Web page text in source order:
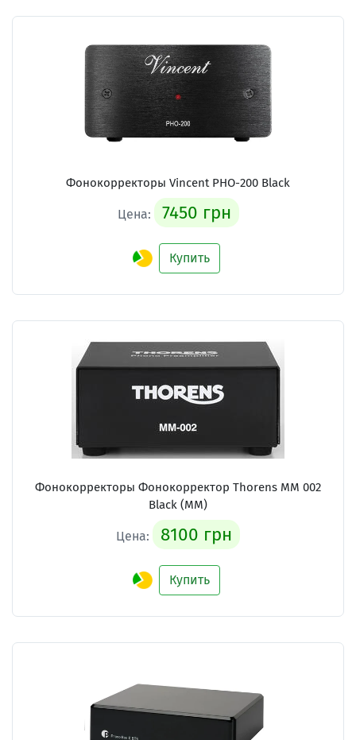
Фонокорректоры Vincent PHO-200 Black
Цена: 7450 грн
Купить
Фонокорректоры Фонокорректор Thorens MM 002
Black (MM)
Цена: 8100 грн
Купить